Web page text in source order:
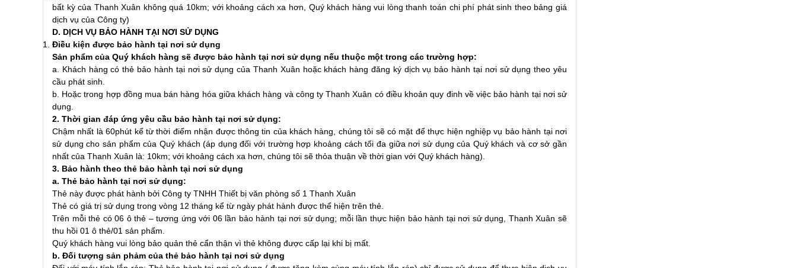
bất kỳ của Thanh Xuân không quá 10km; với khoảng cách xa hơn, Quý khách hàng vui lòng thanh toán chi phí phát sinh theo bảng giá
dịch vụ của Công ty)
D. DỊCH VỤ BẢO HÀNH TẠI NƠI SỬ DỤNG
Điều kiện được bảo hành tại nơi sử dụng
Sản phẩm của Quý khách hàng sẽ được bảo hành tại nơi sử dụng nếu thuộc một trong các trường hợp:
a. Khách hàng có thẻ bảo hành tại nơi sử dụng của Thanh Xuân hoặc khách hàng đăng ký dịch vụ bảo hành tại nơi sử dụng theo yêu
cầu phát sinh.
b. Hoặc trong hợp đồng mua bán hàng hóa giữa khách hàng và công ty Thanh Xuân có điều khoản quy đinh về việc bảo hành tại nơi sử
dụng.
2. Thời gian đáp ứng yêu cầu bảo hành tại nơi sử dụng:
Chậm nhất là 60phút kể từ thời điểm nhận được thông tin của khách hàng, chúng tôi sẽ có mặt để thực hiện nghiệp vụ bảo hành tại nơi
sử dụng cho sản phẩm của Quý khách (áp dụng đối với trường hợp khoảng cách tối đa giữa nơi sử dụng của Quý khách và cơ sở gần
nhất của Thanh Xuân là: 10km; với khoảng cách xa hơn, chúng tôi sẽ thỏa thuận về thời gian với Quý khách hàng).
3. Bảo hành theo thẻ bảo hành tại nơi sử dụng
a. Thẻ bảo hành tại nơi sử dụng:
Thẻ này được phát hành bởi Công ty TNHH Thiết bị văn phòng số 1 Thanh Xuân
Thẻ có giá trị sử dụng trong vòng 12 tháng kể từ ngày phát hành được thể hiện trên thẻ.
Trên mỗi thẻ có 06 ô thẻ – tương ứng với 06 lần bảo hành tại nơi sử dụng; mỗi lần thực hiện bảo hành tại nơi sử dụng, Thanh Xuân sẽ
thu hồi 01 ô thẻ/01 sản phẩm.
Quý khách hàng vui lòng bảo quản thẻ cẩn thận vì thẻ không được cấp lại khi bị mất.
b. Đối tượng sản phảm của thẻ bảo hành tại nơi sử dụng